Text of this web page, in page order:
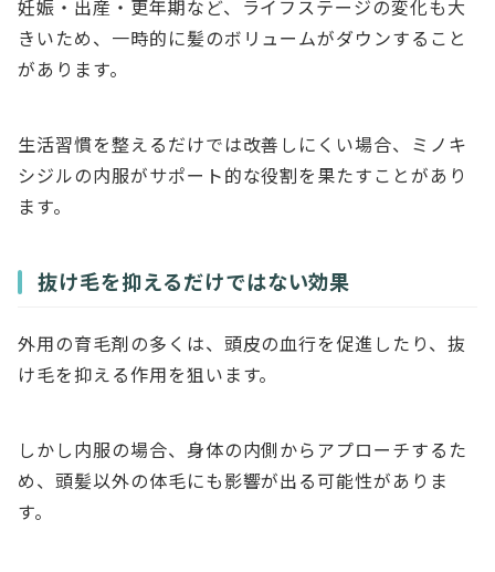
妊娠・出産・更年期など、ライフステージの変化も大
きいため、一時的に髪のボリュームがダウンすること
があります。
生活習慣を整えるだけでは改善しにくい場合、ミノキ
シジルの内服がサポート的な役割を果たすことがあり
ます。
抜け毛を抑えるだけではない効果
外用の育毛剤の多くは、頭皮の血行を促進したり、抜
け毛を抑える作用を狙います。
しかし内服の場合、身体の内側からアプローチするた
め、頭髪以外の体毛にも影響が出る可能性がありま
す。